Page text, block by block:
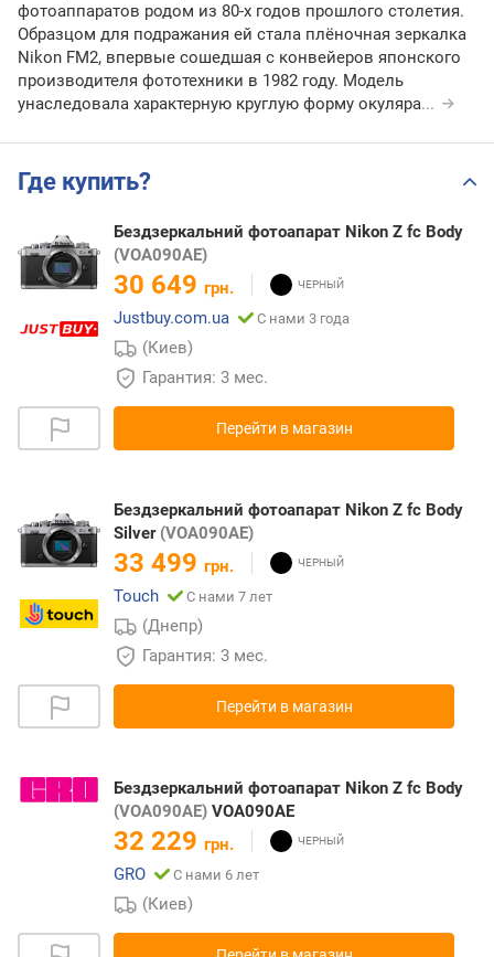
фотоаппаратов родом из 80-х годов прошлого столетия.
Образцом для подражания ей стала плёночная зеркалка
Nikon FM2, впервые сошедшая с конвейеров японского
производителя фототехники в 1982 году. Модель
унаследовала характерную круглую форму окуляра...
Где купить?
Бездзеркальний фотоапарат Nikon Z fc Body
(VOA090AE)
30 649 грн.
Justbuy.com.ua
С нами 3 года
(Киев)
Гарантия: 3 мес.
Перейти в магазин
Бездзеркальний фотоапарат Nikon Z fc Body
Silver (VOA090AE)
33 499 грн.
Touch
С нами 7 лет
(Днепр)
Гарантия: 3 мес.
Перейти в магазин
Бездзеркальний фотоапарат Nikon Z fc Body
(VOA090AE) VOA090AE
32 229 грн.
GRO
С нами 6 лет
(Киев)